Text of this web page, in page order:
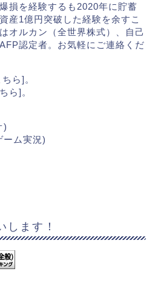
損を経験するも2020年に貯蓄
産1億円突破した経験を余すこ
オルカン（全世界株式）、自己
認定者。お気軽にご連絡くだ
ちら]。
ら]。
)
ーム実況)
します！